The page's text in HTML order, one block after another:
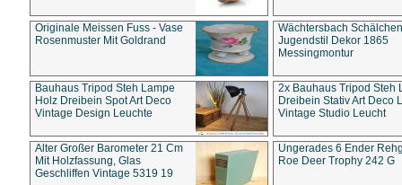
Originale Meissen Fuss - Vase
Rosenmuster Mit Goldrand
Wächtersbach Schälchen
Jugendstil Dekor 1865
Messingmontur
Bauhaus Tripod Steh Lampe
Holz Dreibein Spot Art Deco
Vintage Design Leuchte
2x Bauhaus Tripod Steh
Dreibein Stativ Art Deco
Vintage Studio Leucht
Alter Großer Barometer 21 Cm
Mit Holzfassung, Glas
Geschliffen Vintage 5319 19
Ungerades 6 Ender
Roe Deer Trophy 242 G